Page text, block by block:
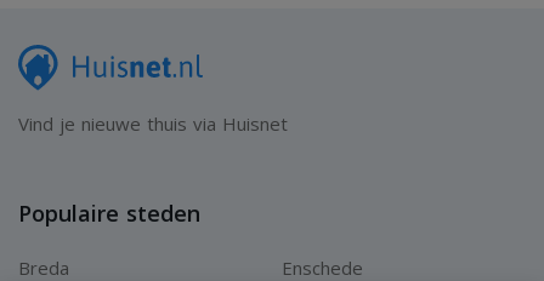
Vind je nieuwe thuis via Huisnet
Populaire steden
Breda
Enschede